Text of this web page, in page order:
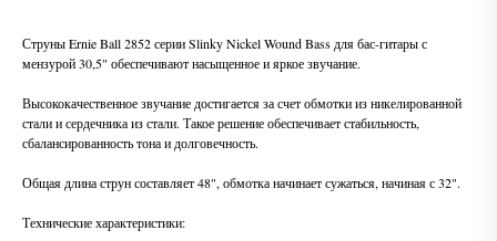
Струны Ernie Ball 2852 серии Slinky Nickel Wound Bass для бас-гитары с
мензурой 30,5" обеспечивают насыщенное и яркое звучание.
Высококачественное звучание достигается за счет обмотки из никелированной
стали и сердечника из стали. Такое решение обеспечивает стабильность,
сбалансированность тона и долговечность.
Общая длина струн составляет 48", обмотка начинает сужаться, начиная с 32".
Технические характеристики: